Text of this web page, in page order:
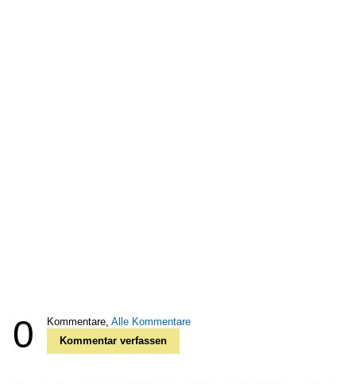
0 Kommentare, Alle Kommentare
Kommentar verfassen